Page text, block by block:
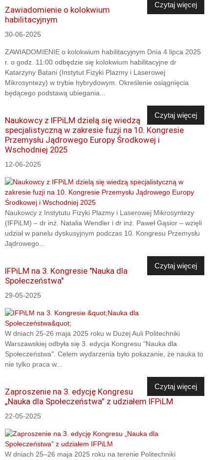
Czytaj więcej
Zawiadomienie o kolokwium
habilitacyjnym
30-06-2025
ZAWIADOMIENIE o kolokwium habilitacyjnym Dnia 4 lipca 2025
r. o godz. 11:00 odbędzie się kolokwium habilitacyjne dr
Katarzyny Batani (Instytut Fizyki Plazmy i Laserowej
Mikrosyntezy) w trybie hybrydowym. Określenie osiągnięcia
będącego podstawą ubiegania...
Czytaj więcej
Naukowcy z IFPiLM dzielą się wiedzą
specjalistyczną w zakresie fuzji na 10. Kongresie
Przemysłu Jądrowego Europy Środkowej i
Wschodniej 2025
12-06-2025
Naukowcy z Instytutu Fizyki Plazmy i Laserowej Mikrosyntezy
(IFPiLM) – dr inż. Natalia Wendler i dr inż. Paweł Gąsior – wzięli
udział w panelu dyskusyjnym podczas 10. Kongresu Przemysłu
Jądrowego...
Czytaj więcej
IFPiLM na 3. Kongresie "Nauka dla
Społeczeństwa"
29-05-2025
W dniach 25-26 maja 2025 roku w Dużej Auli Politechniki
Warszawskiej odbyła się 3. edycja Kongresu "Nauka dla
Społeczeństwa". Celem wydarzenia było pokazanie, że nauka to
nie tylko praca w...
Czytaj więcej
Zaproszenie na 3. edycję Kongresu
„Nauka dla Społeczeństwa” z udziałem IFPiLM
22-05-2025
W dniach 25–26 maja 2025 roku na terenie Politechniki